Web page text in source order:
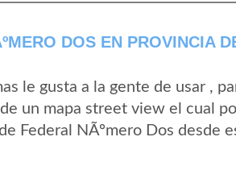
DOS EN PROVINCIA
le gusta a la gente de usar ,
un mapa street view el cual
Federal NÃºmero Dos desde